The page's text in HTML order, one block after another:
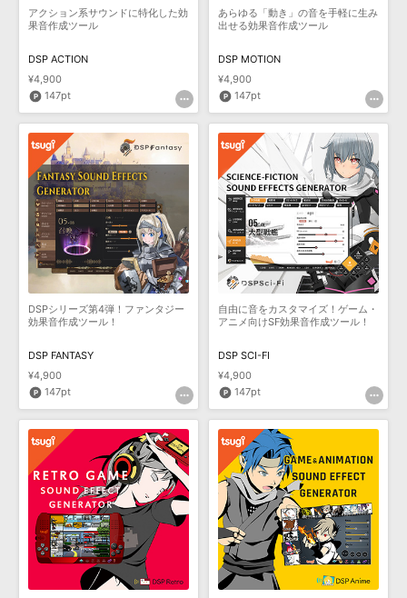
APS 映像のBGM・
SLS 音素材の制作・ライセンス提供
アクション系サウンドに特化した効
果音作成ツール
DSP ACTION
¥4,900
147pt
あらゆる「動き」の音を手軽に生み
出せる効果音作成ツール
DSP MOTION
¥4,900
147pt
DSPシリーズ第4弾！ファンタジー
効果音作成ツール！
DSP FANTASY
¥4,900
147pt
自由に音をカスタマイズ！ゲーム・
アニメ向けSF効果音作成ツール！
DSP SCI-FI
¥4,900
147pt